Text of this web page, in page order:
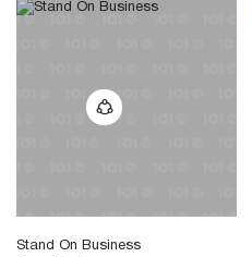
Stand On Business